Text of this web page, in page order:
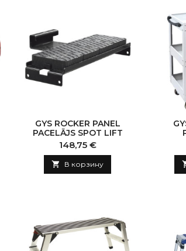
GYS ROCKER PANEL
PACELĀJS SPOT LIFT
Цена
148,75 €
 В корзину